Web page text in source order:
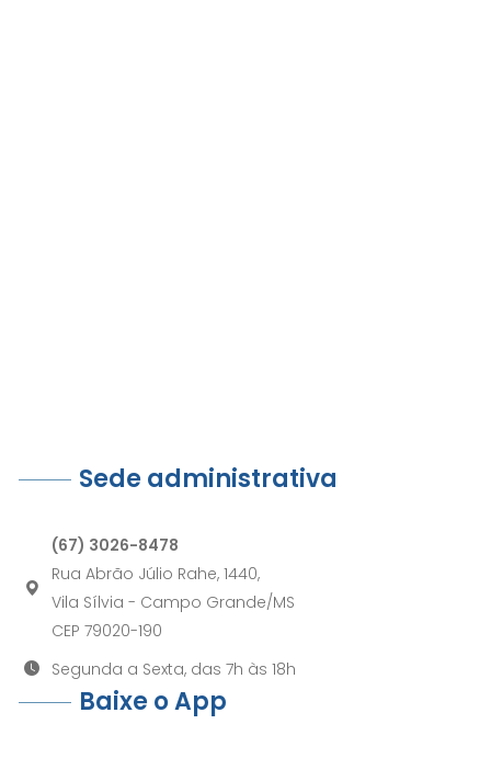
Sede administrativa
(67) 3026-8478
Rua Abrão Júlio Rahe, 1440,
Vila Sílvia - Campo Grande/MS
CEP 79020-190
Segunda a Sexta, das 7h às 18h
Baixe o App